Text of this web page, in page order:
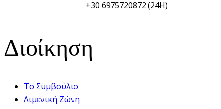
+30 6975720872 (24H)
Διοίκηση
Το Συμβούλιο
Λιμενική Ζώνη